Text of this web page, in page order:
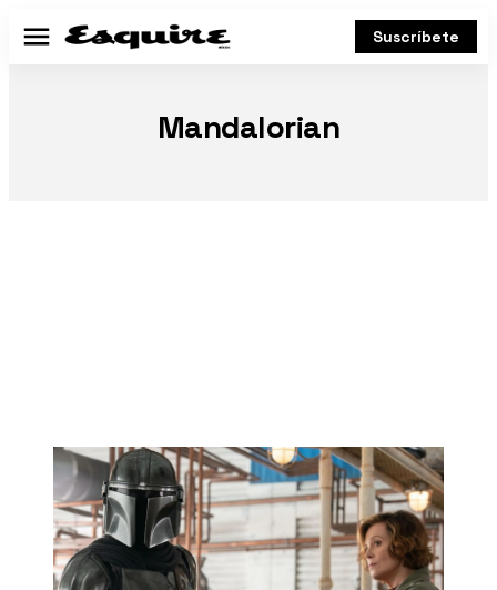
Menú Suscríbete
Mandalorian